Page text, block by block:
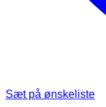
Sæt på ønskeliste